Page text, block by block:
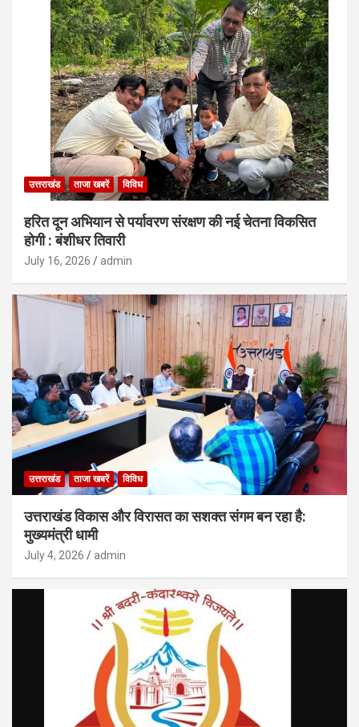
उत्तराखंड ताजा खबरें विविध
हरित दून अभियान से पर्यावरण संरक्षण की नई चेतना विकसित
होगी : बंशीधर तिवारी
July 16, 2026 admin
उत्तराखंड ताजा खबरें विविध
उत्तराखंड विकास और विरासत का सशक्त संगम बन रहा है:
मुख्यमंत्री धामी
July 4, 2026 admin